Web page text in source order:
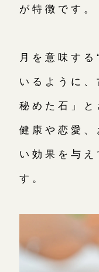
が特徴です。
月を意味す
いるように
秘めた石」と
健康や恋愛
い効果を与
す。